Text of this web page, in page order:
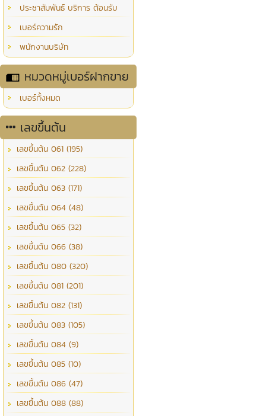
ประชาสัมพันธ์ บริการ ต้อนรับ
เบอร์ความรัก
พนักงานบริษัท
หมวดหมู่เบอร์ฝากขาย
เบอร์ทั้งหมด
เลขขึ้นต้น
เลขขึ้นต้น 061 (195)
เลขขึ้นต้น 062 (228)
เลขขึ้นต้น 063 (171)
เลขขึ้นต้น 064 (48)
เลขขึ้นต้น 065 (32)
เลขขึ้นต้น 066 (38)
เลขขึ้นต้น 080 (320)
เลขขึ้นต้น 081 (201)
เลขขึ้นต้น 082 (131)
เลขขึ้นต้น 083 (105)
เลขขึ้นต้น 084 (9)
เลขขึ้นต้น 085 (10)
เลขขึ้นต้น 086 (47)
เลขขึ้นต้น 088 (88)